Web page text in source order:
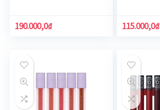
190.000,0₫ 115.000,0₫